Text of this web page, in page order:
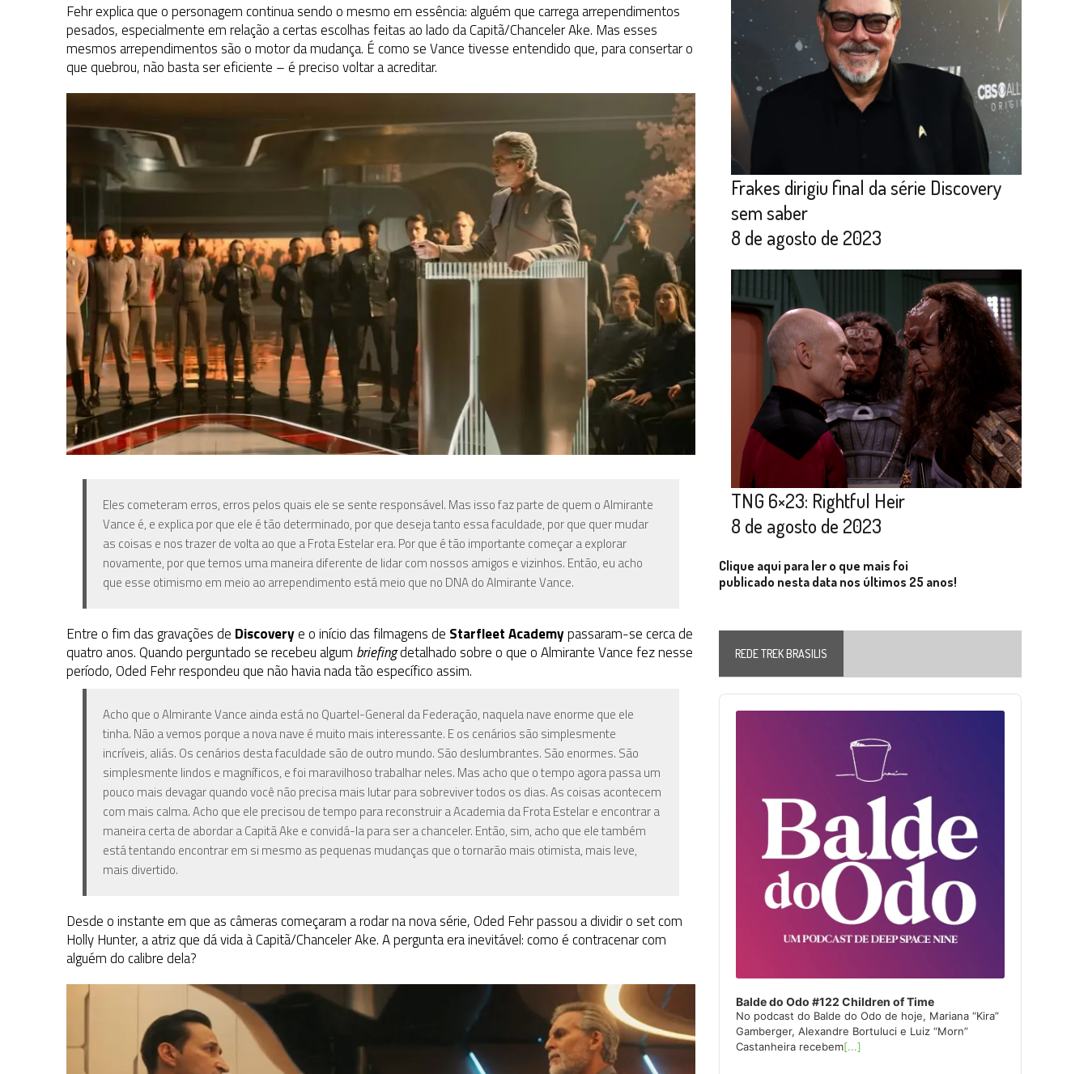
Fehr explica que o personagem continua sendo o mesmo em essência: alguém que carrega arrependimentos
pesados, especialmente em relação a certas escolhas feitas ao lado da Capitã/Chanceler Ake. Mas esses
mesmos arrependimentos são o motor da mudança. É como se Vance tivesse entendido que, para consertar o
que quebrou, não basta ser eficiente – é preciso voltar a acreditar.
Eles cometeram erros, erros pelos quais ele se sente responsável. Mas isso faz parte de quem o Almirante
Vance é, e explica por que ele é tão determinado, por que deseja tanto essa faculdade, por que quer mudar
as coisas e nos trazer de volta ao que a Frota Estelar era. Por que é tão importante começar a explorar
novamente, por que temos uma maneira diferente de lidar com nossos amigos e vizinhos. Então, eu acho
que esse otimismo em meio ao arrependimento está meio que no DNA do Almirante Vance.
Entre o fim das gravações de Discoverye o início das filmagens de Starfleet Academypassaram-se cerca de
quatro anos. Quando perguntado se recebeu algum briefingdetalhado sobre o que o Almirante Vance fez nesse
período, Oded Fehr respondeu que não havia nada tão específico assim.
Acho que o Almirante Vance ainda está no Quartel-General da Federação, naquela nave enorme que ele
tinha. Não a vemos porque a nova nave é muito mais interessante. E os cenários são simplesmente
incríveis, aliás. Os cenários desta faculdade são de outro mundo. São deslumbrantes. São enormes. São
simplesmente lindos e magníficos, e foi maravilhoso trabalhar neles. Mas acho que o tempo agora passa um
pouco mais devagar quando você não precisa mais lutar para sobreviver todos os dias. As coisas acontecem
com mais calma. Acho que ele precisou de tempo para reconstruir a Academia da Frota Estelar e encontrar a
maneira certa de abordar a Capitã Ake e convidá-la para ser a chanceler. Então, sim, acho que ele também
está tentando encontrar em si mesmo as pequenas mudanças que o tornarão mais otimista, mais leve,
mais divertido.
Desde o instante em que as câmeras começaram a rodar na nova série, Oded Fehr passou a dividir o set com
Holly Hunter, a atriz que dá vida à Capitã/Chanceler Ake. A pergunta era inevitável: como é contracenar com
alguém do calibre dela?
Frakes dirigiu final da série Discovery
sem saber
8 de agosto de 2023
TNG 6×23: Rightful Heir
8 de agosto de 2023
Clique aqui para ler o que mais foi
publicado nesta data nos últimos 25 anos!
REDE TREK BRASILIS
Audio
Player
Balde do Odo #122 Children of Time
No podcast do Balde do Odo de hoje, Mariana “Kira”
Gamberger, Alexandre Bortuluci e Luiz “Morn”
Castanheira recebem[...]